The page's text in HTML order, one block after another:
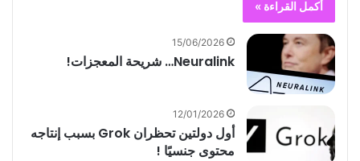
أكمل القراءة »
15/06/2026
Neuralink… شريحة المعجزات!
12/01/2026
أول دولتين تحظران Grok بسبب إنتاجه
محتوى جنسيًا !